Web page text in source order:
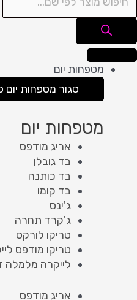
מטפחות יום
סגור מטפחות יום
מטפחות יום
אריג מודפס
בד גובלן
בד כותנה
בד קומו
ג'ינס
ג'קרד תחרה
טריקו לורקס
טריקו מודפס
לייקרה מלמלה
אריג מודפס